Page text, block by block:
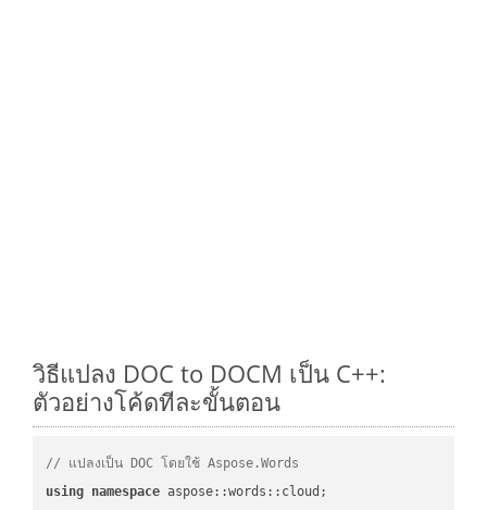
วิธีแปลง DOC to DOCM เป็น C++:
ตัวอย่างโค้ดทีละขั้นตอน
// แปลงเป็น DOC โดยใช้ Aspose.Words
using namespace